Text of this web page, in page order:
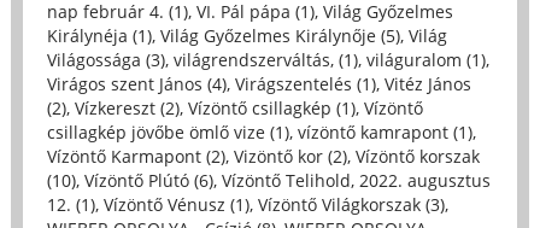
nap február 4. (1), VI. Pál pápa (1), Világ Győzelmes
Királynéja (1), Világ Győzelmes Királynője (5), Világ
Világossága (3), világrendszerváltás, (1), világuralom (1),
Virágos szent János (4), Virágszentelés (1), Vitéz János
(2), Vízkereszt (2), Vízöntő csillagkép (1), Vízöntő
csillagkép jövőbe ömlő vize (1), vízöntő kamrapont (1),
Vízöntő Karmapont (2), Vizöntő kor (2), Vízöntő korszak
(10), Vízöntő Plútó (6), Vízöntő Telihold, 2022. augusztus
12. (1), Vízöntő Vénusz (1), Vízöntő Világkorszak (3),